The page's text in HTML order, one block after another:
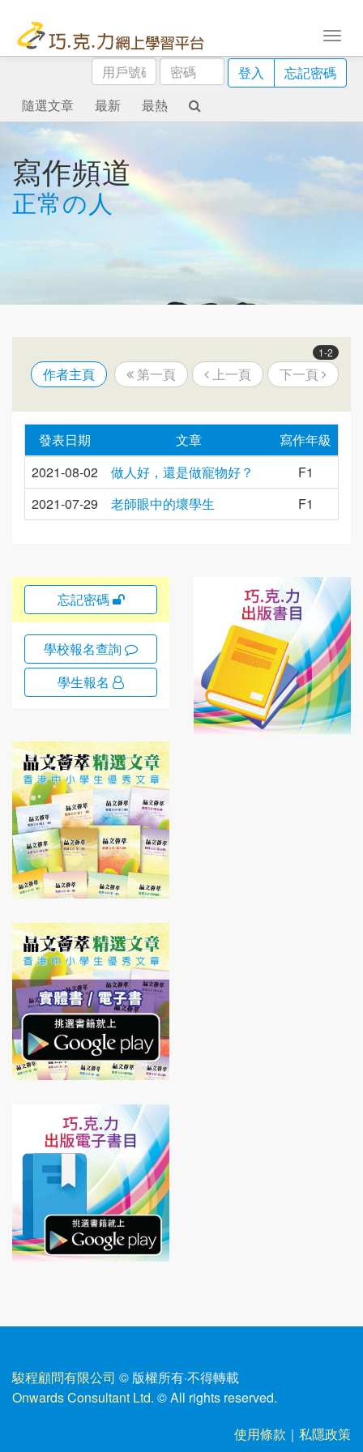
用
戶
號
碼
密
碼
登入
忘記密碼
隨選文章
最新 最熱
寫作頻道
正常の人
1-2
作者主頁 第一頁 上一頁 下一頁
發表日期 文章
寫作年級
2021-08-02
做人好，還是做寵物好？
F1
2021-07-29
老師眼中的壞學生 F1
忘記密碼
學校報名查詢
學生報名
駿程顧問有限公司 © 版權所有·不得轉載
Onwards Consultant Ltd. © All rights reserved.
使用條款 ｜ 私隱政策